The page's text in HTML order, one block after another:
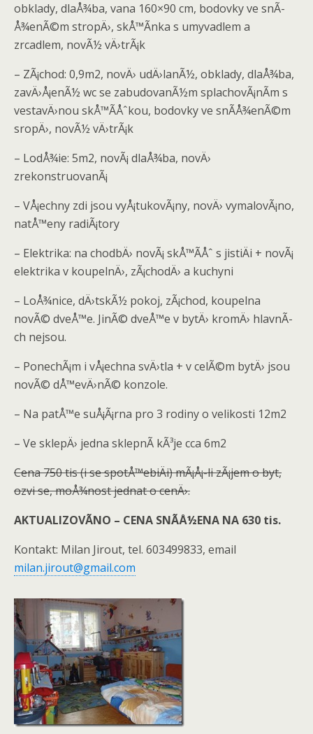
obklady, dlaÅ¾ba, vana 160×90 cm, bodovky ve snÃ­
Å¾enÃ©m stropÄ›, skÅ™Ã­nka s umyvadlem a
zrcadlem, novÃ½ vÄ›trÃ¡k
– ZÃ¡chod: 0,9m2, novÄ› udÄ›lanÃ½, obklady, dlaÅ¾ba,
zavÄ›Å¡enÃ½ wc se zabudovanÃ½m splachovÃ¡nÃ­m s
vestavÄ›nou skÅ™Ã­Åˆkou, bodovky ve snÃ­Å¾enÃ©m
sropÄ›, novÃ½ vÄ›trÃ¡k
– LodÅ¾ie: 5m2, novÃ¡ dlaÅ¾ba, novÄ›
zrekonstruovanÃ¡
– VÅ¡echny zdi jsou vyÅ¡tukovÃ¡ny, novÄ› vymalovÃ¡no,
natÅ™eny radiÃ¡tory
– Elektrika: na chodbÄ› novÃ¡ skÅ™Ã­Åˆ s jistiÄi + novÃ¡
elektrika v koupelnÄ›, zÃ¡chodÄ› a kuchyni
– LoÅ¾nice, dÄ›tskÃ½ pokoj, zÃ¡chod, koupelna
novÃ© dveÅ™e. JinÃ© dveÅ™e v bytÄ› kromÄ› hlavnÃ­
ch nejsou.
– PonechÃ¡m i vÅ¡echna svÄ›tla + v celÃ©m bytÄ› jsou
novÃ© dÅ™evÄ›nÃ© konzole.
– Na patÅ™e suÅ¡Ã¡rna pro 3 rodiny o velikosti 12m2
– Ve sklepÄ› jedna sklepnÃ­ kÃ³je cca 6m2
Cena 750 tis (i se spotÅ™ebiÄi) mÃ¡Å¡-li zÃ¡jem o byt,
ozvi se, moÅ¾nost jednat o cenÄ›.
AKTUALIZOVÃNO – CENA SNÃÅ½ENA NA 630 tis.
Kontakt: Milan Jirout, tel. 603499833, email
milan.jirout@gmail.com